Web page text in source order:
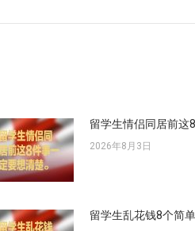
留学生情侣同居前这
2026年8月3日
留学生乱花钱8个简